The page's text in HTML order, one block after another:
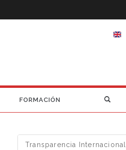
FORMACIÓN
Transparencia Internacional